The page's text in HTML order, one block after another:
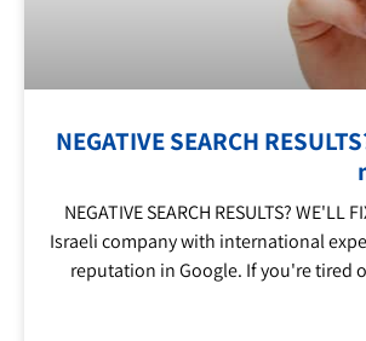
NEGATIVE SEARCH
NEGATIVE SEARCH RESULTS? WE'LL
Israeli company with international
reputation in Google. If you're tired